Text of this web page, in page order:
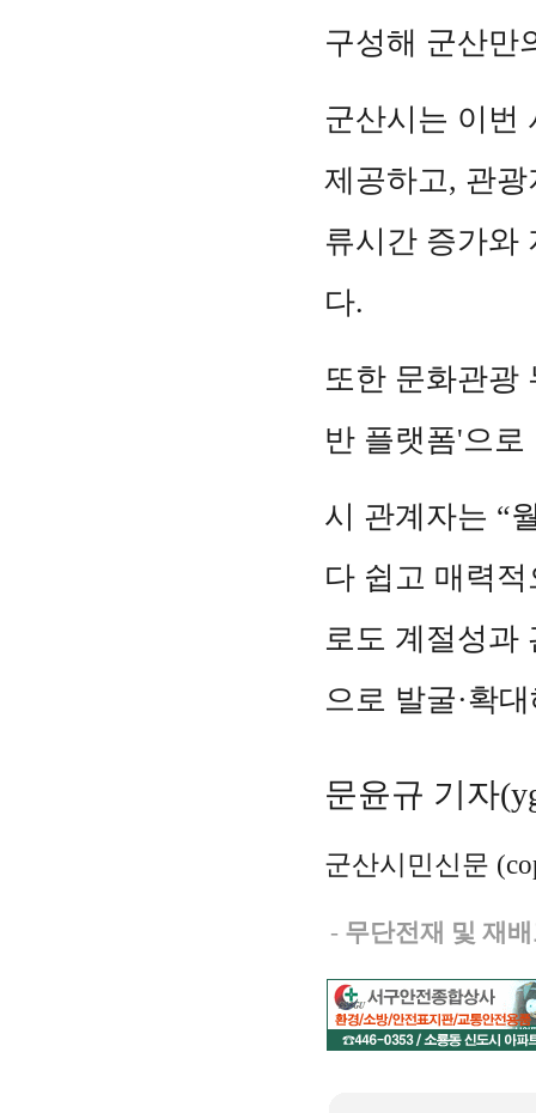
구성해 군산만
군산시는 이번
제공하고, 관
류시간 증가와
다.
또한 문화관광
반 플랫폼'으
시 관계자는 “
다 쉽고 매력
로도 계절성과
으로 발굴·확
문윤규 기자
군산시민신문
- 무단전재 및 재